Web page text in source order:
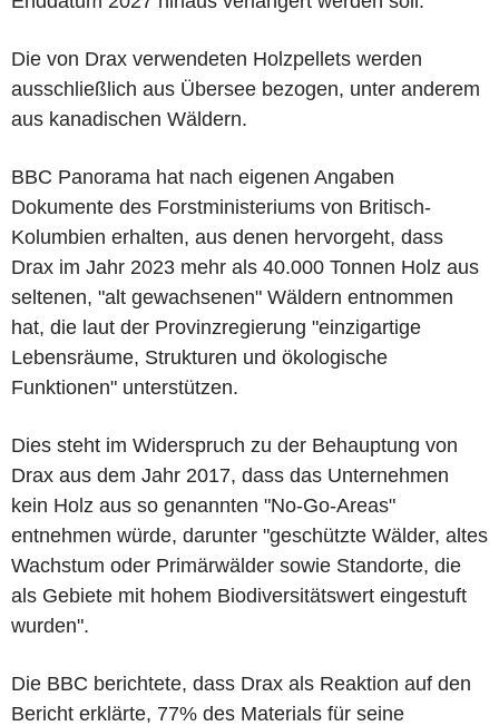
Die von Drax verwendeten Holzpellets werden
ausschließlich aus Übersee bezogen, unter anderem
aus kanadischen Wäldern.
BBC Panorama hat nach eigenen Angaben
Dokumente des Forstministeriums von Britisch-
Kolumbien erhalten, aus denen hervorgeht, dass
Drax im Jahr 2023 mehr als 40.000 Tonnen Holz aus
seltenen, "alt gewachsenen" Wäldern entnommen
hat, die laut der Provinzregierung "einzigartige
Lebensräume, Strukturen und ökologische
Funktionen" unterstützen.
Dies steht im Widerspruch zu der Behauptung von
Drax aus dem Jahr 2017, dass das Unternehmen
kein Holz aus so genannten "No-Go-Areas"
entnehmen würde, darunter "geschützte Wälder, altes
Wachstum oder Primärwälder sowie Standorte, die
als Gebiete mit hohem Biodiversitätswert eingestuft
wurden".
Die BBC berichtete, dass Drax als Reaktion auf den
Bericht erklärte, 77% des Materials für seine